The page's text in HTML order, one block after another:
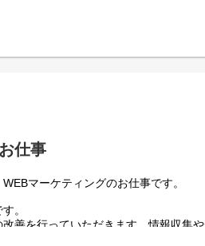
仕事
マーケティングのお仕事です。
。
善を行っていただきます。情報収集